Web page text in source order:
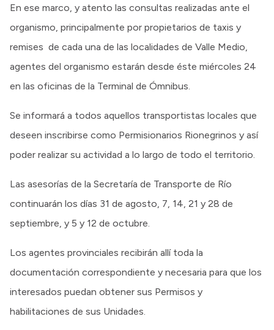
En ese marco, y atento las consultas realizadas ante el
organismo, principalmente por propietarios de taxis y
remises de cada una de las localidades de Valle Medio,
agentes del organismo estarán desde éste miércoles 24
en las oficinas de la Terminal de Ómnibus.
Se informará a todos aquellos transportistas locales que
deseen inscribirse como Permisionarios Rionegrinos y así
poder realizar su actividad a lo largo de todo el territorio.
Las asesorías de la Secretaría de Transporte de Río
continuarán los días 31 de agosto, 7, 14, 21 y 28 de
septiembre, y 5 y 12 de octubre.
Los agentes provinciales recibirán allí toda la
documentación correspondiente y necesaria para que los
interesados puedan obtener sus Permisos y
habilitaciones de sus Unidades.